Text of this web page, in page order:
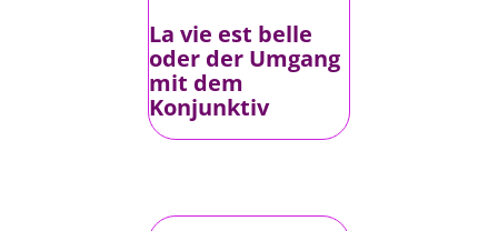
La vie est belle
oder der Umgang
mit dem
Konjunktiv